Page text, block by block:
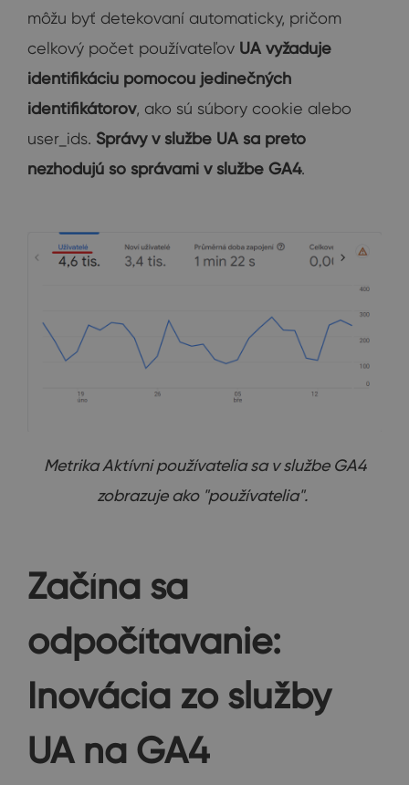
môžu byť detekovaní automaticky, pričom
celkový počet používateľov UA vyžaduje
identifikáciu pomocou jedinečných
identifikátorov, ako sú súbory cookie alebo
user_ids. Správy v službe UA sa preto
nezhodujú so správami v službe GA4.
Metrika Aktívni používatelia sa v službe GA4
zobrazuje ako "používatelia".
Začína sa
odpočítavanie:
Inovácia zo služby
UA na GA4